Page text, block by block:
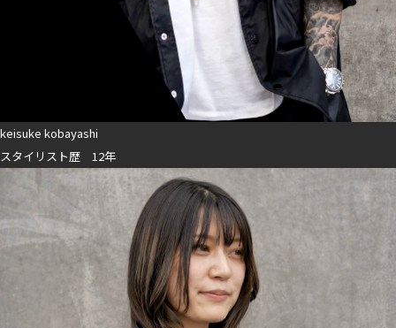
keisuke kobayashi
スタイリスト歴 12年